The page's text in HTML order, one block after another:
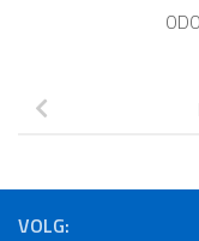
VOLG: